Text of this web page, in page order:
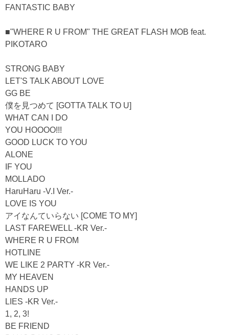
FANTASTIC BABY
■"WHERE R U FROM" THE GREAT FLASH MOB feat.
PIKOTARO
STRONG BABY
LET'S TALK ABOUT LOVE
GG BE
僕を見つめて [GOTTA TALK TO U]
WHAT CAN I DO
YOU HOOOO!!!
GOOD LUCK TO YOU
ALONE
IF YOU
MOLLADO
HaruHaru -V.I Ver.-
LOVE IS YOU
アイなんていらない [COME TO MY]
LAST FAREWELL -KR Ver.-
WHERE R U FROM
HOTLINE
WE LIKE 2 PARTY -KR Ver.-
MY HEAVEN
HANDS UP
LIES -KR Ver.-
1, 2, 3!
BE FRIEND